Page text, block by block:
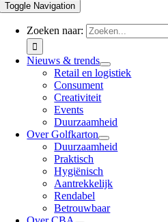
Toggle Navigation
Zoeken naar:
Nieuws & trends
Retail en logistiek
Consument
Creativiteit
Events
Duurzaamheid
Over Golfkarton
Duurzaamheid
Praktisch
Hygiënisch
Aantrekkelijk
Rendabel
Betrouwbaar